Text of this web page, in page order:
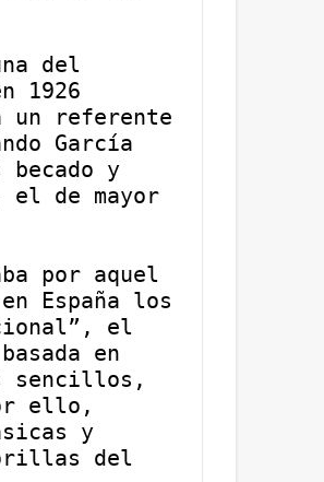
del
1926
un referente
García
y
de mayor
por aquel
España los
el
en
sencillos,
ello,
y
orillas del